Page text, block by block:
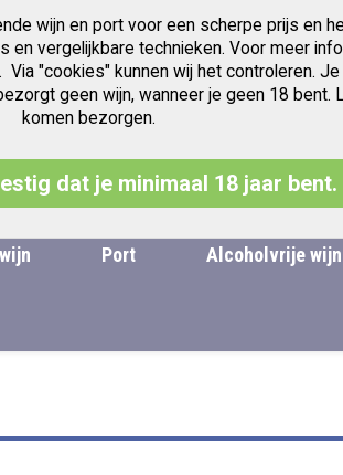
wijn en port voor een scherpe prijs en
vergelijkbare technieken. Voor meer
"cookies" kunnen wij het controleren.
geen wijn, wanneer je geen 18 bent.
komen bezorgen.
dat je minimaal 18 jaar bent.
Jubileum jaren Vintage Port
Port Alcoholvrije wijn